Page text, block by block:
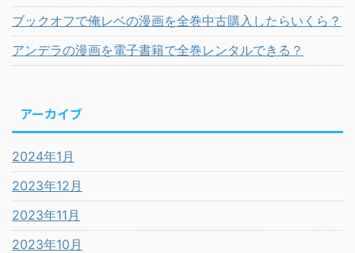
ブックオフで俺レベの漫画を全巻中古購入したらいくら？
アンデラの漫画を電子書籍で全巻レンタルできる？
アーカイブ
2024年1月
2023年12月
2023年11月
2023年10月